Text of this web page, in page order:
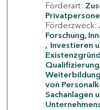
Förderart:
Förderzweck:
Forschung,
Investieren
von
Sachanlagen